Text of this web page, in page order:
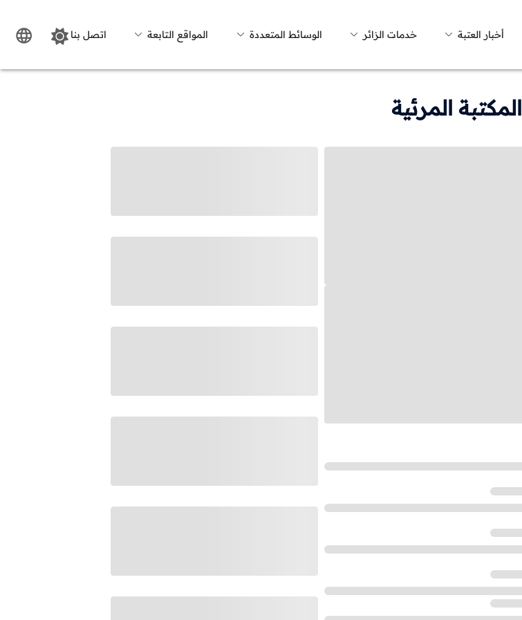
أخبار العتبة خدمات الزائر الوسائط المتعددة المواقع التابعة اتصل بنا
المكتبة المرئية